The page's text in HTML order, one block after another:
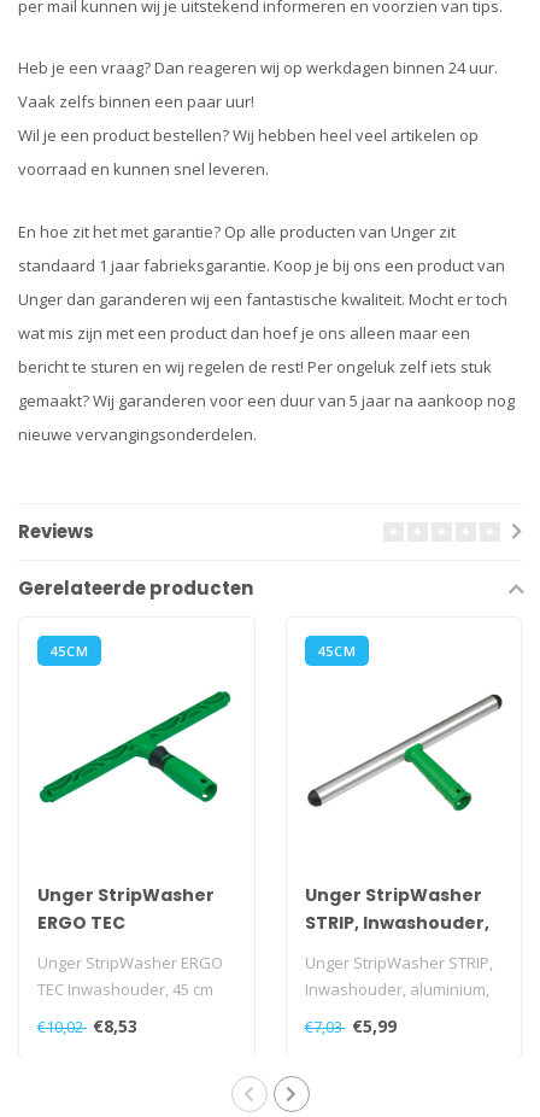
per mail kunnen wij je uitstekend informeren en voorzien van tips.
Heb je een vraag? Dan reageren wij op werkdagen binnen 24 uur.
Vaak zelfs binnen een paar uur!
Wil je een product bestellen? Wij hebben heel veel artikelen op
voorraad en kunnen snel leveren.
En hoe zit het met garantie? Op alle producten van Unger zit
standaard 1 jaar fabrieksgarantie. Koop je bij ons een product van
Unger dan garanderen wij een fantastische kwaliteit. Mocht er toch
wat mis zijn met een product dan hoef je ons alleen maar een
bericht te sturen en wij regelen de rest! Per ongeluk zelf iets stuk
gemaakt? Wij garanderen voor een duur van 5 jaar na aankoop nog
nieuwe vervangingsonderdelen.
Reviews
Gerelateerde producten
45CM
Unger StripWasher
ERGO TEC
Inwashouder, 45 cm
Unger StripWasher ERGO
TEC Inwashouder, 45 cm
€10,02 €8,53
45CM
Unger StripWasher
STRIP, Inwashouder,
aluminium, 45 cm
Unger StripWasher STRIP,
Inwashouder, aluminium,
€7,03 €5,99